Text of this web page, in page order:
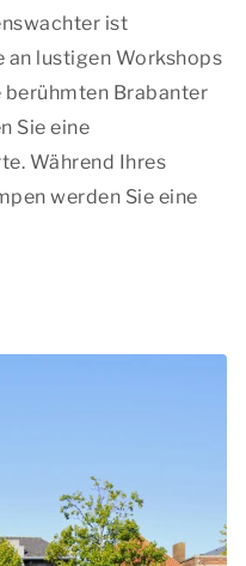
ist
an lustigen Workshops
berühmten Brabanter
Sie eine
Während Ihres
werden Sie eine